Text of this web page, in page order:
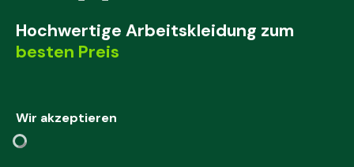
Hochwertige Arbeitskleidung zum
besten Preis
Wir akzeptieren